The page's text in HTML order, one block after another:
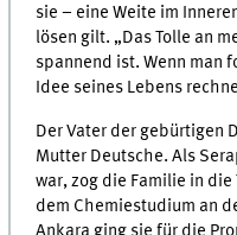
sie – eine Weite im
lösen gilt. „Das Tolle an
spannend ist. Wenn man
Idee seines Lebens
Der Vater der gebürtigen
Mutter Deutsche. Als
war, zog die Familie in
dem Chemiestudium an